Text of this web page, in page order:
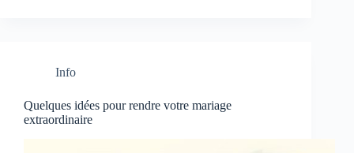
Info
Quelques idées pour rendre votre mariage
extraordinaire